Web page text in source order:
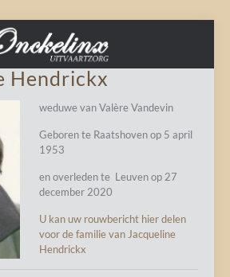
Hendrickx
weduwe van Valère Vandevin
Geboren te Raatshoven op 5 april
1953
en overleden te Leuven op 27
december 2020
U kan uw rouwbericht hier delen
voor de familie van Jacqueline
Hendrickx